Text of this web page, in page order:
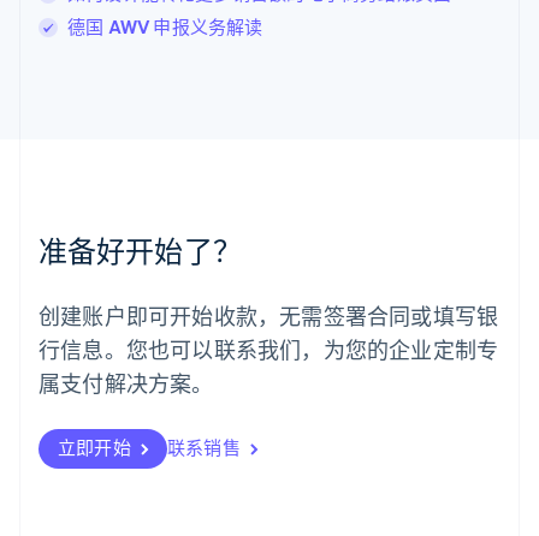
德国 AWV 申报义务解读
准备好开始了？
创建账户即可开始收款，无需签署合同或填写银
行信息。您也可以联系我们，为您的企业定制专
属支付解决方案。
立即开始 联系销售
English
挪威
葡萄牙
Português English
日本
日本語English
瑞典
瑞士
DeutschFrançais